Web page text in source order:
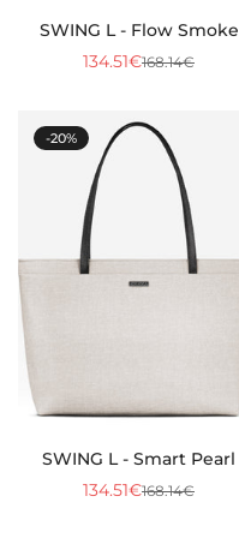
SWING L - Flow Smoke
Precio
venta
134.51€Precio
168.14€
-20%
SWING L - Smart Pearl
Precio
134.51€Precio
168.14€